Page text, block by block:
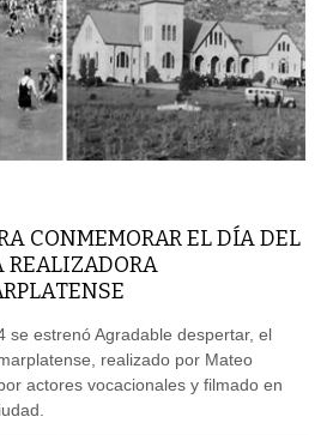
CONMEMORAR EL DÍA DEL
REALIZADORA
se estrenó Agradable despertar, el
realizado por Mateo
actores vocacionales y filmado en